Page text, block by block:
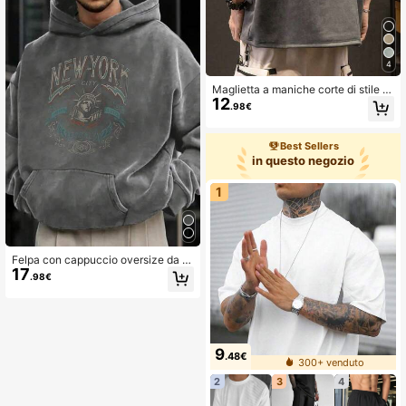
Felpa con cappuccio oversize da u
omo con tasca a canguro, stampa c
on lettera e Statua della Libertà, ma
17.98€
4
Maglietta a maniche corte di stile vi
ntage americano alla moda per uom
o, stile emo, adatta per l'autunno
12.98€
Best Sellers
in questo negozio
1
9.48€
300+ venduto
2
3 4